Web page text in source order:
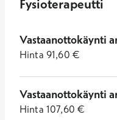
Fysioterapeutti
Vastaanottokäynti
Hinta 91,60 €
Vastaanottokäynti
Hinta 107,60 €